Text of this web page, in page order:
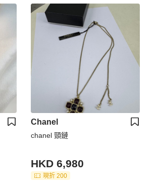
Chanel
chanel 頸鏈
HKD 6,980
現折 200